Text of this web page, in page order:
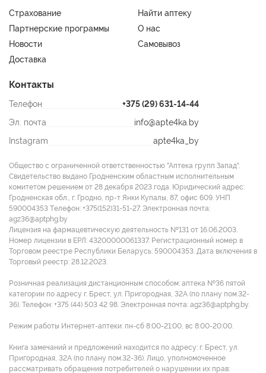
Страхование
Найти аптеку
Партнерские программы
О нас
Новости
Самовывоз
Доставка
Контакты
Телефон
+375 (29) 631-14-44
Эл. почта
info@apte4ka.by
Instagram
apte4ka_by
Общество с ограниченной ответственностью "Аптека групп Запад".
Свидетельство выдано Гродненским областным исполнительным
комитетом решением от 28 декабря 2023 года. Юридический адрес:
Гродненская обл., г. Гродно, пр-т Янки Купалы, 87, офис 609. УНП
590004353 Tелефон: +375(152)31-51-27. Электронная почта:
agz36@aptphg.by
Лицензия на фармацевтическую деятельность №131 от 16.06.2003.
Номер лицензии в ЕРЛ: 43200000061337. Регистрационный номер в
Торговом реестре Республики Беларусь: 590004353. Дата включения в
Торговый реестр: 28.12.2023.
Розничная реализация дистанционным способом: аптека №36 пятой
категории по адресу г. Брест, ул. Пригородная, 32А (по плану пом.32-
36). Телефон: +375 (44) 503 42 98. Электронная почта: agz36@aptphg.by.
Режим работы Интернет-аптеки: пн-сб 8:00-21:00, вс 8:00-20:00.
Книга замечаний и предложений находится по адресу: г. Брест, ул.
Пригородная, 32А (по плану пом.32-36). Лицо, уполномоченное
рассматривать обращения потребителей о нарушении их прав: